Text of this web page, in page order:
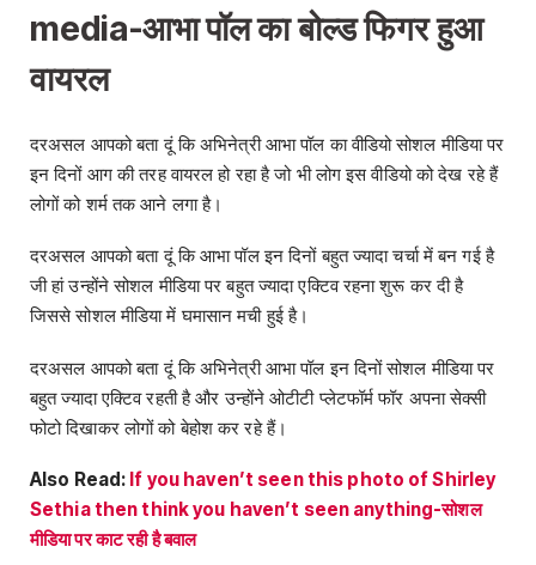
media-आभा पॉल का बोल्ड फिगर हुआ
वायरल
दरअसल आपको बता दूं कि अभिनेत्री आभा पॉल का वीडियो सोशल मीडिया पर
इन दिनों आग की तरह वायरल हो रहा है जो भी लोग इस वीडियो को देख रहे हैं
लोगों को शर्म तक आने लगा है।
दरअसल आपको बता दूं कि आभा पॉल इन दिनों बहुत ज्यादा चर्चा में बन गई है
जी हां उन्होंने सोशल मीडिया पर बहुत ज्यादा एक्टिव रहना शुरू कर दी है
जिससे सोशल मीडिया में घमासान मची हुई है।
दरअसल आपको बता दूं कि अभिनेत्री आभा पॉल इन दिनों सोशल मीडिया पर
बहुत ज्यादा एक्टिव रहती है और उन्होंने ओटीटी प्लेटफॉर्म फॉर अपना सेक्सी
फोटो दिखाकर लोगों को बेहोश कर रहे हैं।
Also Read: If you haven’t seen this photo of Shirley
Sethia then think you haven’t seen anything-सोशल
मीडिया पर काट रही है बवाल